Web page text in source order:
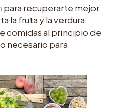
para recuperarte mejor,
la fruta y la verdura.
comidas al principio de
necesario para